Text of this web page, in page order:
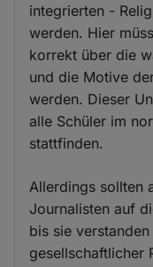
integrierten -
werden. Hier
korrekt über die
und die Motive
werden. Dieser
alle Schüler im
stattfinden.
Allerdings sollten
Journalisten auf
bis sie
gesellschaftlicher